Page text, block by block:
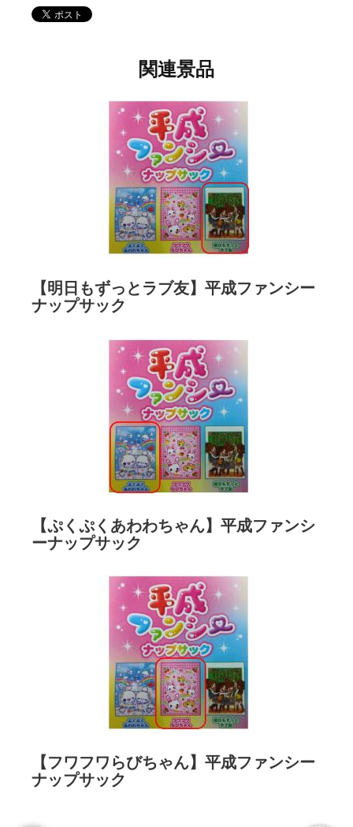
関連景品
【明日もずっとラブ友】平成ファンシー
ナップサック
【ぷくぷくあわわちゃん】平成ファンシ
ーナップサック
【フワフワらびちゃん】平成ファンシー
ナップサック